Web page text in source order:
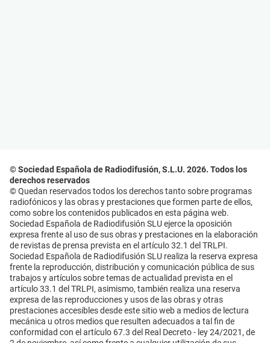
© Sociedad Española de Radiodifusión, S.L.U. 2026. Todos los
derechos reservados
© Quedan reservados todos los derechos tanto sobre programas
radiofónicos y las obras y prestaciones que formen parte de ellos,
como sobre los contenidos publicados en esta página web.
Sociedad Española de Radiodifusión SLU ejerce la oposición
expresa frente al uso de sus obras y prestaciones en la elaboración
de revistas de prensa prevista en el artículo 32.1 del TRLPI.
Sociedad Española de Radiodifusión SLU realiza la reserva expresa
frente la reproducción, distribución y comunicación pública de sus
trabajos y artículos sobre temas de actualidad prevista en el
artículo 33.1 del TRLPI, asimismo, también realiza una reserva
expresa de las reproducciones y usos de las obras y otras
prestaciones accesibles desde este sitio web a medios de lectura
mecánica u otros medios que resulten adecuados a tal fin de
conformidad con el artículo 67.3 del Real Decreto - ley 24/2021, de